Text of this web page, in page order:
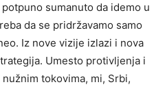
sumanuto da idemo u
da se pridržavamo samo
Iz nove vizije izlazi i nova
Umesto protivljenja i
tokovima, mi, Srbi,